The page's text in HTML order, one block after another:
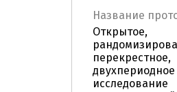
Название
Открытое,
перекрестное,
двухпериодное
исследование